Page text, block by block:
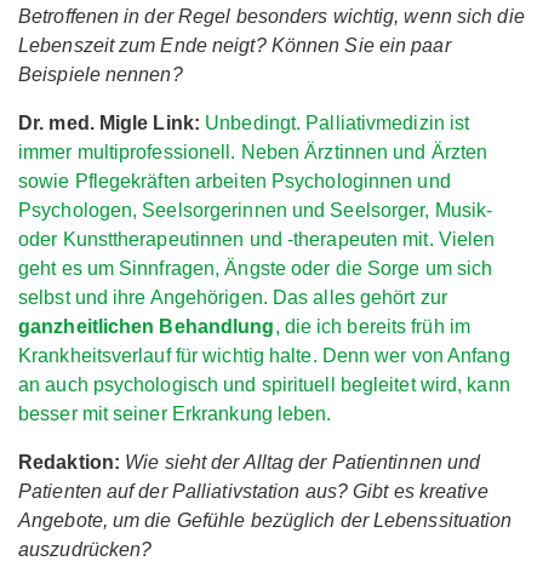
Betroffenen in der Regel besonders wichtig, wenn sich die
Lebenszeit zum Ende neigt? Können Sie ein paar
Beispiele nennen?
Dr. med. Migle Link: Unbedingt. Palliativmedizin ist
immer multiprofessionell. Neben Ärztinnen und Ärzten
sowie Pflegekräften arbeiten Psychologinnen und
Psychologen, Seelsorgerinnen und Seelsorger, Musik-
oder Kunsttherapeutinnen und -therapeuten mit. Vielen
geht es um Sinnfragen, Ängste oder die Sorge um sich
selbst und ihre Angehörigen. Das alles gehört zur
ganzheitlichen Behandlung, die ich bereits früh im
Krankheitsverlauf für wichtig halte. Denn wer von Anfang
an auch psychologisch und spirituell begleitet wird, kann
besser mit seiner Erkrankung leben.
Redaktion: Wie sieht der Alltag der Patientinnen und
Patienten auf der Palliativstation aus? Gibt es kreative
Angebote, um die Gefühle bezüglich der Lebenssituation
auszudrücken?